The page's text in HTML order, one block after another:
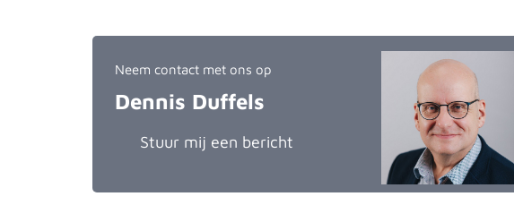
Neem contact met ons op
Dennis Duffels
Stuur mij een bericht